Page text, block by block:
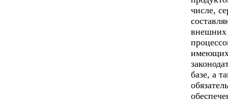
числе,
внешних
базе, а